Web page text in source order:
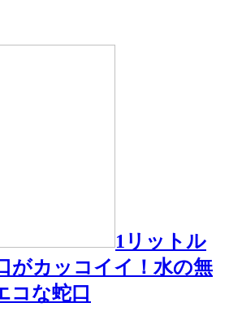
1リットル
がカッコイイ！水の無
コな蛇口